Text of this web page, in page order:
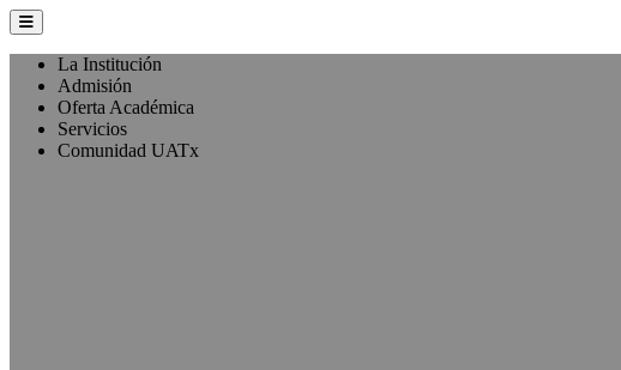
La Institución
Admisión
Oferta Académica
Servicios
Comunidad UATx